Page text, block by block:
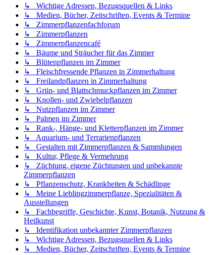
↳ Wichtige Adressen, Bezugsquellen & Links
↳ Medien, Bücher, Zeitschriften, Events & Termine
↳ Zimmerpflanzenfachforum
↳ Zimmerpflanzen
↳ Zimmerpflanzencafé
↳ Bäume und Sträucher für das Zimmer
↳ Blütenpflanzen im Zimmer
↳ Fleischfressende Pflanzen in Zimmerhaltung
↳ Freilandpflanzen in Zimmerhaltung
↳ Grün- und Blattschmuckpflanzen im Zimmer
↳ Knollen- und Zwiebelpflanzen
↳ Nutzpflanzen im Zimmer
↳ Palmen im Zimmer
↳ Rank-, Hänge- und Kletterpflanzen im Zimmer
↳ Aquarium- und Terrarienpflanzen
↳ Gestalten mit Zimmerpflanzen & Sammlungen
↳ Kultur, Pflege & Vermehrung
↳ Züchtung, eigene Züchtungen und unbekannte
Zimmerpflanzen
↳ Pflanzenschutz, Krankheiten & Schädlinge
↳ Meine Lieblingzimmerpflanze, Spezialitäten &
Ausstellungen
↳ Fachbegriffe, Geschichte, Kunst, Botanik, Nutzung &
Heilkunst
↳ Identifikation unbekannter Zimmerpflanzen
↳ Wichtige Adressen, Bezugsquellen & Links
↳ Medien, Bücher, Zeitschriften, Events & Termine